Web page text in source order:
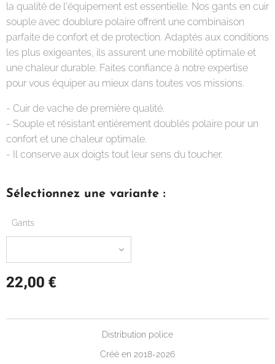
la qualité de l'équipement est essentielle. Nos gants en cuir
souple avec doublure polaire offrent une combinaison
parfaite de confort et de protection. Adaptés aux conditions
les plus exigeantes, ils assurent une mobilité optimale et
une chaleur durable. Faites confiance à notre expertise
pour vous équiper au mieux dans toutes vos missions.
- Cuir de vache de première qualité.
- Souple et résistant entièrement doublés polaire pour un
confort et une chaleur optimale.
- Il conserve aux doigts tout leur sens du toucher.
Sélectionnez une variante :
Gants
22,00 €
Distribution police
Créé en 2018-2026